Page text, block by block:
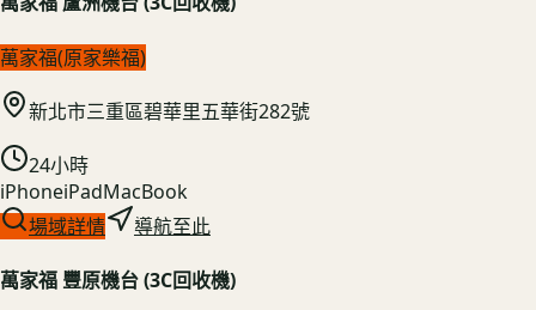
萬家福(原家樂福)
新北市三重區碧華里五華街282號
24小時
iPhoneiPadMacBook
場域詳情
導航至此
萬家福 豐原機台 (3C回收機)